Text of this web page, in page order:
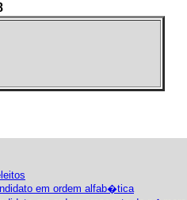
em ordem alfab�tica